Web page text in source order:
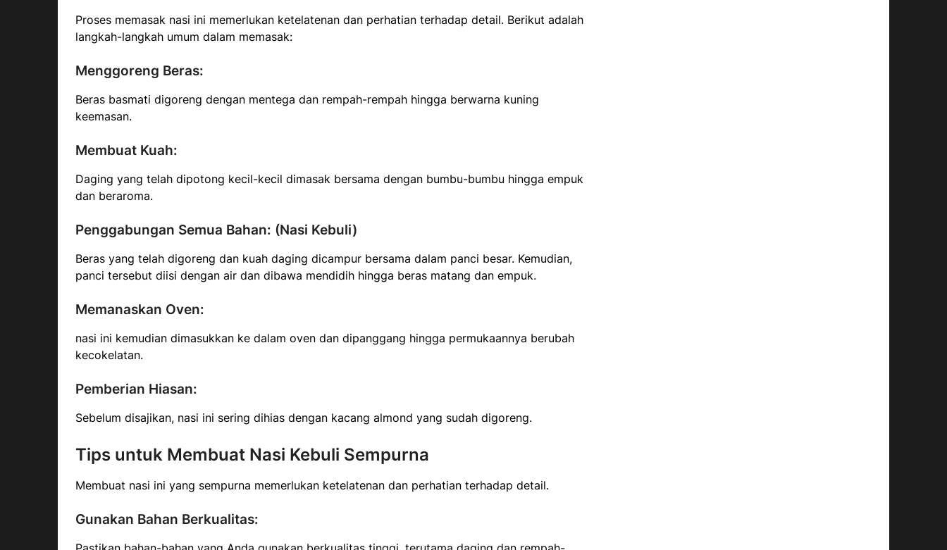
Proses memasak nasi ini memerlukan ketelatenan dan perhatian terhadap detail. Berikut adalah
langkah-langkah umum dalam memasak:
Menggoreng Beras:
Beras basmati digoreng dengan mentega dan rempah-rempah hingga berwarna kuning
keemasan.
Membuat Kuah:
Daging yang telah dipotong kecil-kecil dimasak bersama dengan bumbu-bumbu hingga empuk
dan beraroma.
Penggabungan Semua Bahan: (Nasi Kebuli)
Beras yang telah digoreng dan kuah daging dicampur bersama dalam panci besar. Kemudian,
panci tersebut diisi dengan air dan dibawa mendidih hingga beras matang dan empuk.
Memanaskan Oven:
nasi ini kemudian dimasukkan ke dalam oven dan dipanggang hingga permukaannya berubah
kecokelatan.
Pemberian Hiasan:
Sebelum disajikan, nasi ini sering dihias dengan kacang almond yang sudah digoreng.
Tips untuk Membuat Nasi Kebuli Sempurna
Membuat nasi ini yang sempurna memerlukan ketelatenan dan perhatian terhadap detail.
Gunakan Bahan Berkualitas: